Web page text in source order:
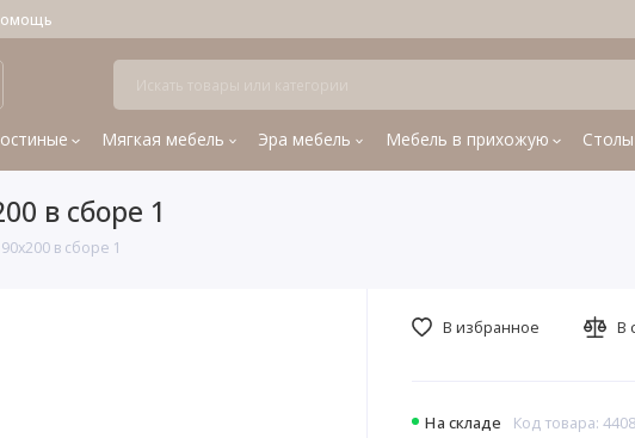
Мягкая мебель Эра мебель Мебель в прихожую Столы
в сборе 1
в сборе 1
На складе Код товара:
В избранное В